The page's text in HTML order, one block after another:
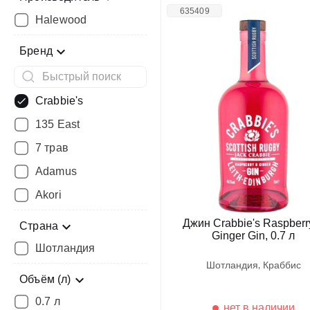
Halewood
Бренд
Crabbie's
135 East
7 трав
Adamus
Akori
Страна
Шотландия
Объём (л)
0.7 л
635409
Джин Crabbie's
Ginger Gin, 0.7 л
шотландия краббис
нет в наличии